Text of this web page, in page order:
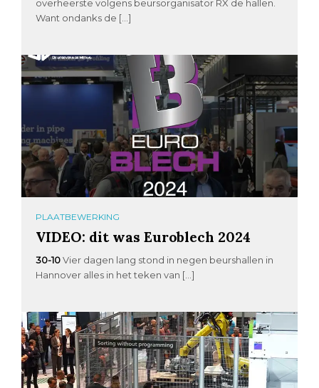
overheerste volgens beursorganisator RX de hallen.
Want ondanks de […]
PLAATBEWERKING
VIDEO: dit was Euroblech 2024
30-10 Vier dagen lang stond in negen beurshallen in
Hannover alles in het teken van […]